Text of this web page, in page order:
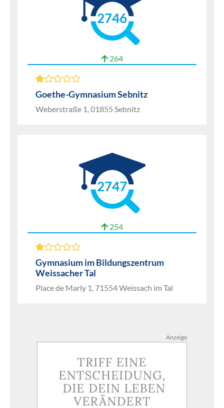
2746
264
Goethe-Gymnasium Sebnitz
Weberstraße 1, 01855 Sebnitz
2747
254
Gymnasium im Bildungszentrum
Weissacher Tal
Place de Marly 1, 71554 Weissach im Tal
Anzeige